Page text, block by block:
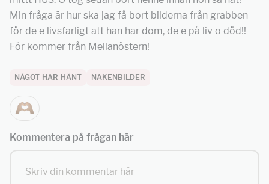
Min fråga är hur ska jag få bort bilderna från grabben
för de e livsfarligt att han har dom, de e på liv o död!!
För kommer från Mellanöstern!
NÅGOT HAR HÄNT NAKENBILDER
Kommentera på frågan här